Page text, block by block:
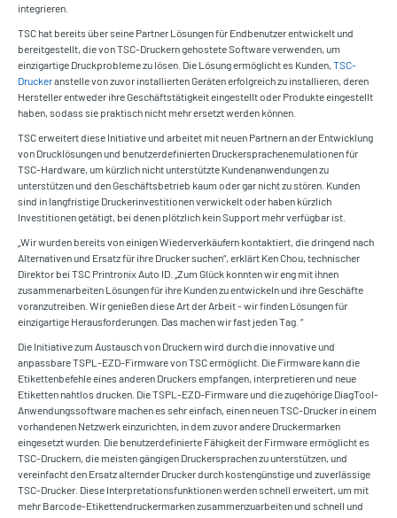
integrieren.
TSC hat bereits über seine Partner Lösungen für Endbenutzer entwickelt und
bereitgestellt, die von TSC-Druckern gehostete Software verwenden, um
einzigartige Druckprobleme zu lösen. Die Lösung ermöglicht es Kunden, TSC-
Druckeranstelle von zuvor installierten Geräten erfolgreich zu installieren, deren
Hersteller entweder ihre Geschäftstätigkeit eingestellt oder Produkte eingestellt
haben, sodass sie praktisch nicht mehr ersetzt werden können.
TSC erweitert diese Initiative und arbeitet mit neuen Partnern an der Entwicklung
von Drucklösungen und benutzerdefinierten Druckersprachenemulationen für
TSC-Hardware, um kürzlich nicht unterstützte Kundenanwendungen zu
unterstützen und den Geschäftsbetrieb kaum oder gar nicht zu stören. Kunden
sind in langfristige Druckerinvestitionen verwickelt oder haben kürzlich
Investitionen getätigt, bei denen plötzlich kein Support mehr verfügbar ist.
„Wir wurden bereits von einigen Wiederverkäufern kontaktiert, die dringend nach
Alternativen und Ersatz für ihre Drucker suchen“, erklärt Ken Chou, technischer
Direktor bei TSC Printronix Auto ID. „Zum Glück konnten wir eng mit ihnen
zusammenarbeiten Lösungen für ihre Kunden zu entwickeln und ihre Geschäfte
voranzutreiben. Wir genießen diese Art der Arbeit - wir finden Lösungen für
einzigartige Herausforderungen. Das machen wir fast jeden Tag. “
Die Initiative zum Austausch von Druckern wird durch die innovative und
anpassbare TSPL-EZD-Firmware von TSC ermöglicht. Die Firmware kann die
Etikettenbefehle eines anderen Druckers empfangen, interpretieren und neue
Etiketten nahtlos drucken. Die TSPL-EZD-Firmware und die zugehörige DiagTool-
Anwendungssoftware machen es sehr einfach, einen neuen TSC-Drucker in einem
vorhandenen Netzwerk einzurichten, in dem zuvor andere Druckermarken
eingesetzt wurden. Die benutzerdefinierte Fähigkeit der Firmware ermöglicht es
TSC-Druckern, die meisten gängigen Druckersprachen zu unterstützen, und
vereinfacht den Ersatz alternder Drucker durch kostengünstige und zuverlässige
TSC-Drucker. Diese Interpretationsfunktionen werden schnell erweitert, um mit
mehr Barcode-Etikettendruckermarken zusammenzuarbeiten und schnell und